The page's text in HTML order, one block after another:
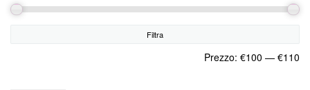
Filtra
Prezzo: €100 — €110